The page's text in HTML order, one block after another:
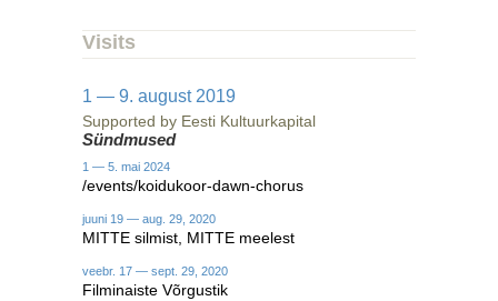
Visits
1 — 9. august 2019
Supported by Eesti Kultuurkapital
Sündmused
1 — 5. mai 2024
/events/koidukoor-dawn-chorus
juuni 19 — aug. 29, 2020
MITTE silmist, MITTE meelest
veebr. 17 — sept. 29, 2020
Filminaiste Võrgustik